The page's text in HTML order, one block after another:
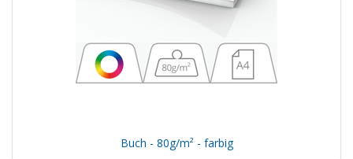
Buch - 80g/m² - farbig